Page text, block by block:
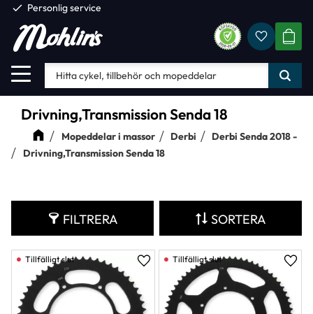
Meny
check Personlig service
Drivning,Transmission Senda 18
Mopeddelar i massor Derbi
Derbi Senda 2018 -
Drivning,Transmission Senda 18
FILTRERA SORTERA
Lägg till i favoriter